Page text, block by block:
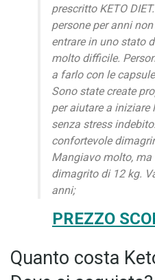
prescritto KETO
persone per anni
entrare in uno stato
molto difficile.
a farlo con le
Sono state create
per aiutare a iniziare
senza stress
confortevole
Mangiavo molto,
dimagrito di 12 kg.
anni;
PREZZO
Quanto costa